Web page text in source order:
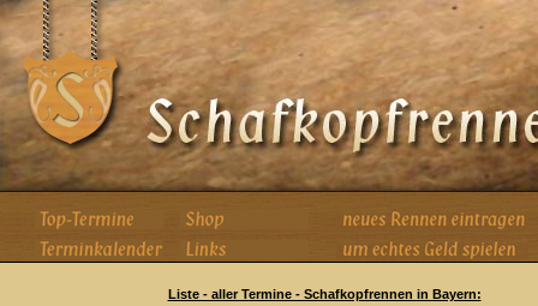
Liste - aller Termine - Schafkopfrennen in Bayern: